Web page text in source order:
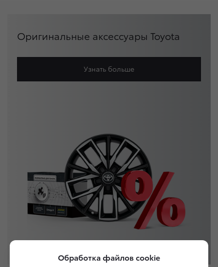
Оригинальные аксессуары Toyota
Узнать больше
Обработка файлов cookie